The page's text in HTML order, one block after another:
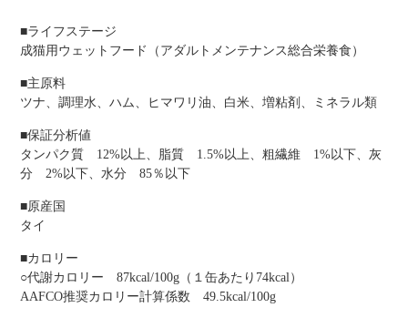
■ライフステージ
成猫用ウェットフード（アダルトメンテナンス総合栄養食）
■主原料
ツナ、調理水、ハム、ヒマワリ油、白米、増粘剤、ミネラル類
■保証分析値
タンパク質 12%以上、脂質 1.5%以上、粗繊維 1%以下、灰
分 2%以下、水分 85％以下
■原産国
タイ
■カロリー
○代謝カロリー 87kcal/100g（１缶あたり74kcal）
AAFCO推奨カロリー計算係数 49.5kcal/100g